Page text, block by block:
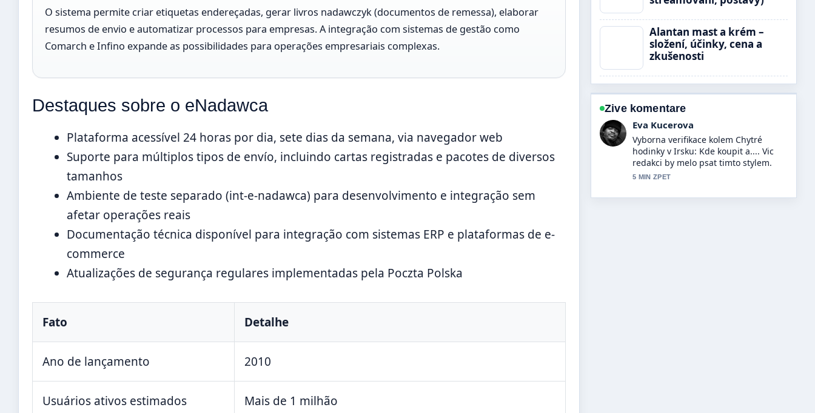
O sistema permite criar etiquetas endereçadas, gerar livros nadawczyk (documentos de remessa), elaborar
resumos de envio e automatizar processos para empresas. A integração com sistemas de gestão como
Comarch e Infino expande as possibilidades para operações empresariais complexas.
Destaques sobre o eNadawca
Plataforma acessível 24 horas por dia, sete dias da semana, via navegador web
Suporte para múltiplos tipos de envío, incluindo cartas registradas e pacotes de diversos
tamanhos
Ambiente de teste separado (int-e-nadawca) para desenvolvimento e integração sem
afetar operações reais
Documentação técnica disponível para integração com sistemas ERP e plataformas de e-
commerce
Atualizações de segurança regulares implementadas pela Poczta Polska
Fato Detalhe
Ano de lançamento 2010
Usuários ativos estimados Mais de 1 milhão
Alantan mast a krém –
složení, účinky, cena a
zkušenosti
Zive komentare
David Vesely
Skvele shrnuti k Langer: význam,
původ a osobnosti (Ivan, František,....
Je to nejprehlednejsi souhrn, ktery
jsem dnes videl.